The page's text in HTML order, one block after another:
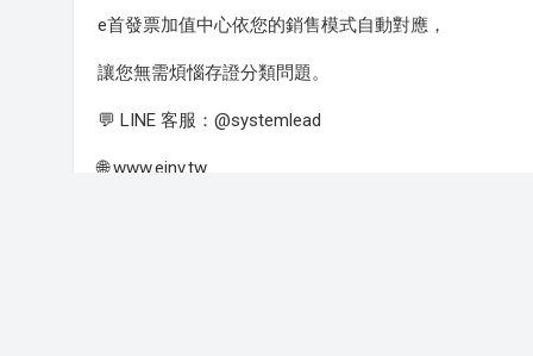
e首發票加值中心依您的銷售模式自動對應，
讓您無需煩惱存證分類問題。
💬 LINE 客服：@systemlead
🌐 www.einv.tw